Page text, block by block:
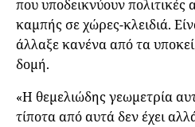
που υποδεικνύουν πολιτικές
καμπής σε χώρες-κλειδιά.
άλλαξε κανένα από τα
δομή.
«Η θεμελιώδης γεωμετρία
τίποτα από αυτά δεν έχει